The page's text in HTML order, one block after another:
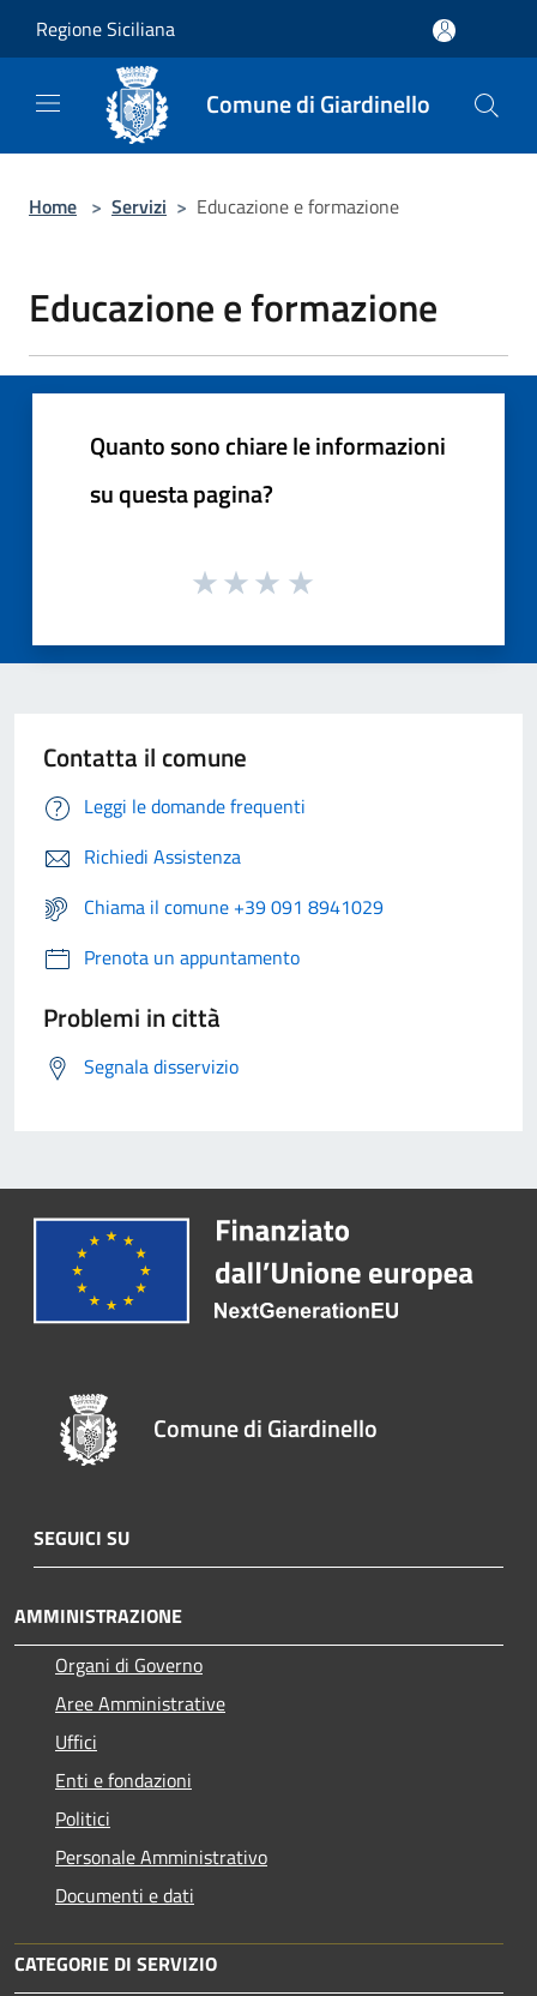
Regione Siciliana
Comune di Giardinello
Home > Servizi > Educazione e formazione
Educazione e formazione
Quanto sono chiare le informazioni
su questa pagina?
Contatta il comune
Leggi le domande frequenti
Richiedi Assistenza
Chiama il comune +39 091 8941029
Prenota un appuntamento
Problemi in città
Segnala disservizio
Comune di Giardinello
SEGUICI SU
AMMINISTRAZIONE
Organi di Governo
Aree Amministrative
Uffici
Enti e fondazioni
Politici
Personale Amministrativo
Documenti e dati
CATEGORIE DI SERVIZIO